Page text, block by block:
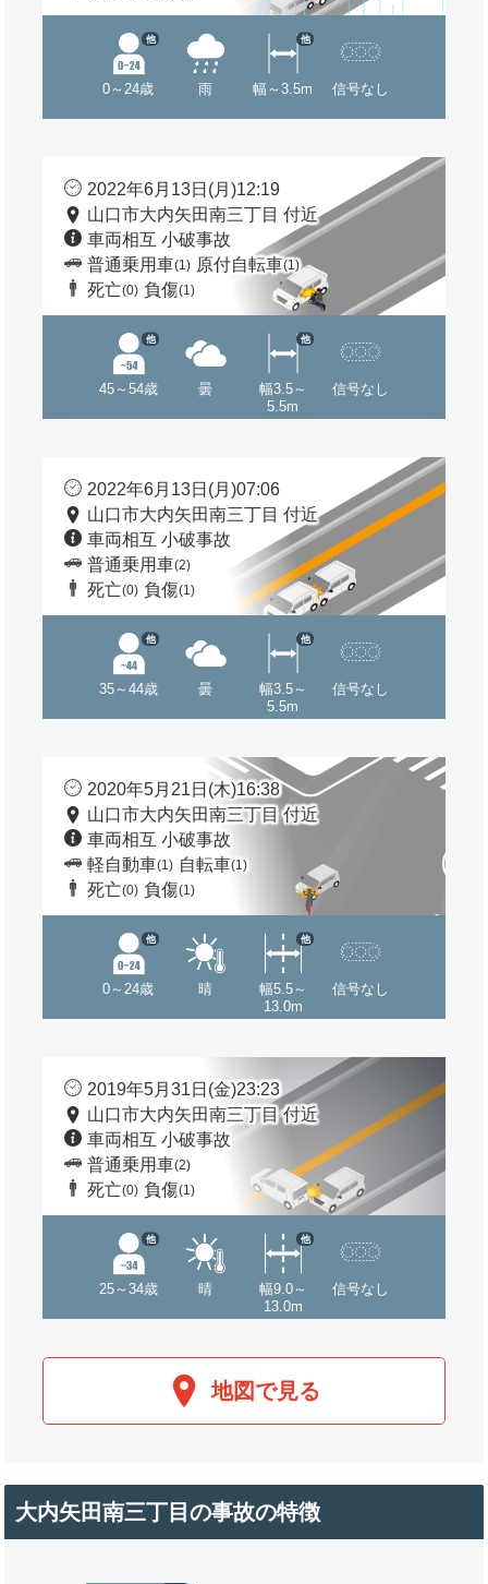
0～24歳
他
雨 幅～3.5m
他
信号なし
2022年6月13日(月)12:19
山口市大内矢田南三丁目 付近
車両相互 小破事故
普通乗用車(1) 原付自転車(1)
死亡(0) 負傷(1)
45～54歳
他
曇
幅3.5～
5.5m
他
信号なし
2022年6月13日(月)07:06
山口市大内矢田南三丁目 付近
車両相互 小破事故
普通乗用車(2)
死亡(0) 負傷(1)
35～44歳
他
曇
幅3.5～
5.5m
他
信号なし
2020年5月21日(木)16:38
山口市大内矢田南三丁目 付近
車両相互 小破事故
軽自動車(1) 自転車(1)
死亡(0) 負傷(1)
0～24歳
他
晴
幅5.5～
13.0m
他
信号なし
2019年5月31日(金)23:23
山口市大内矢田南三丁目 付近
車両相互 小破事故
普通乗用車(2)
死亡(0) 負傷(1)
25～34歳
他
晴
幅9.0～
13.0m
他
信号なし
地図で見る
大内矢田南三丁目の事故の特徴